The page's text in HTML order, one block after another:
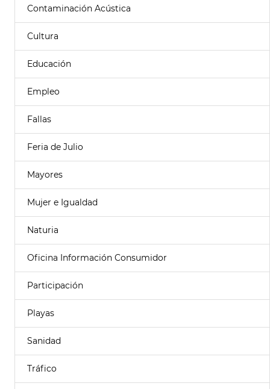
Contaminación Acústica
Cultura
Educación
Empleo
Fallas
Feria de Julio
Mayores
Mujer e Igualdad
Naturia
Oficina Información Consumidor
Participación
Playas
Sanidad
Tráfico